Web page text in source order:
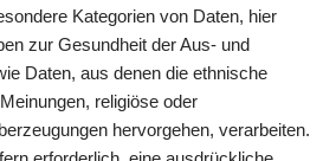
Kategorien von Daten, hier
zur Gesundheit der Aus- und
Daten, aus denen die ethnische
religiöse oder
hervorgehen, verarbeiten.